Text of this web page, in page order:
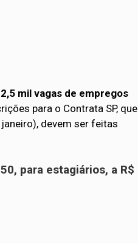
mil vagas de empregos
para o Contrata SP, que
devem ser feitas
para estagiários, a R$